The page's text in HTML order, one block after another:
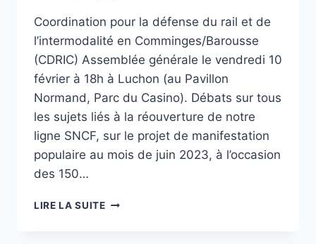
Coordination pour la défense du rail et de
l’intermodalité en Comminges/Barousse
(CDRIC) Assemblée générale le vendredi 10
février à 18h à Luchon (au Pavillon
Normand, Parc du Casino). Débats sur tous
les sujets liés à la réouverture de notre
ligne SNCF, sur le projet de manifestation
populaire au mois de juin 2023, à l’occasion
des 150…
LIRE LA SUITEAG